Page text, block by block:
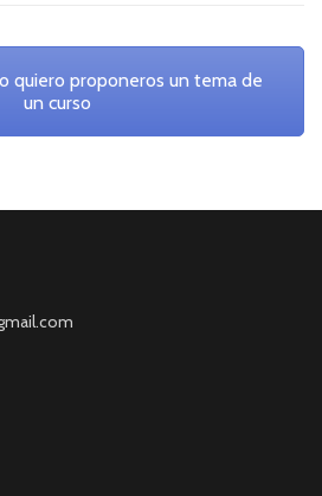
quiero proponeros un tema de
un curso